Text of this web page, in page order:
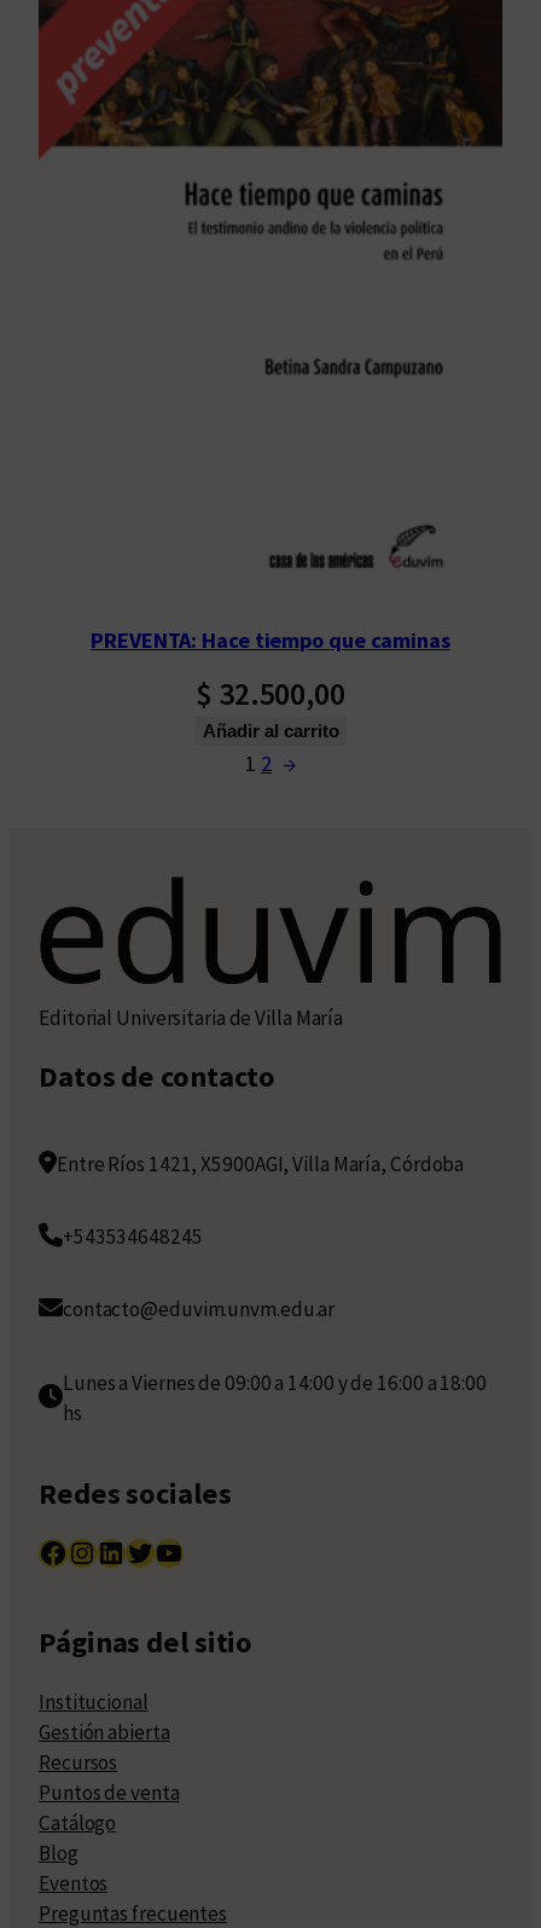
PREVENTA: Hace tiempo que caminas
$ 32.500,00
Añadir al carrito
1 2 →
Editorial Universitaria de Villa María
Datos de contacto
Entre Ríos 1421, X5900AGI, Villa María, Córdoba
+543534648245
contacto@eduvim.unvm.edu.ar
Lunes a Viernes de 09:00 a 14:00 y de 16:00 a 18:00
hs
Redes sociales
Facebook InstagramLinkedIn Twitter YouTube
Páginas del sitio
Institucional
Gestión abierta
Recursos
Puntos de venta
Catálogo
Blog
Eventos
Preguntas frecuentes